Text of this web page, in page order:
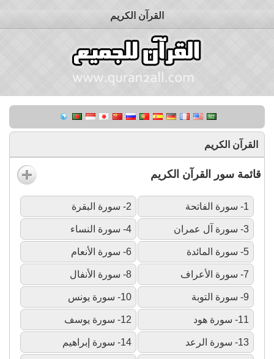
القرآن الكريم
القرآن الكريم
قائمة سور القرآن الكريم
1- سورة الفاتحة 2- سورة البقرة
3- سورة آل عمران 4- سورة النساء
5- سورة المائدة 6- سورة الأنعام
7- سورة الأعراف 8- سورة الأنفال
9- سورة التوبة 10- سورة يونس
11- سورة هود 12- سورة يوسف
13- سورة الرعد 14- سورة إبراهيم